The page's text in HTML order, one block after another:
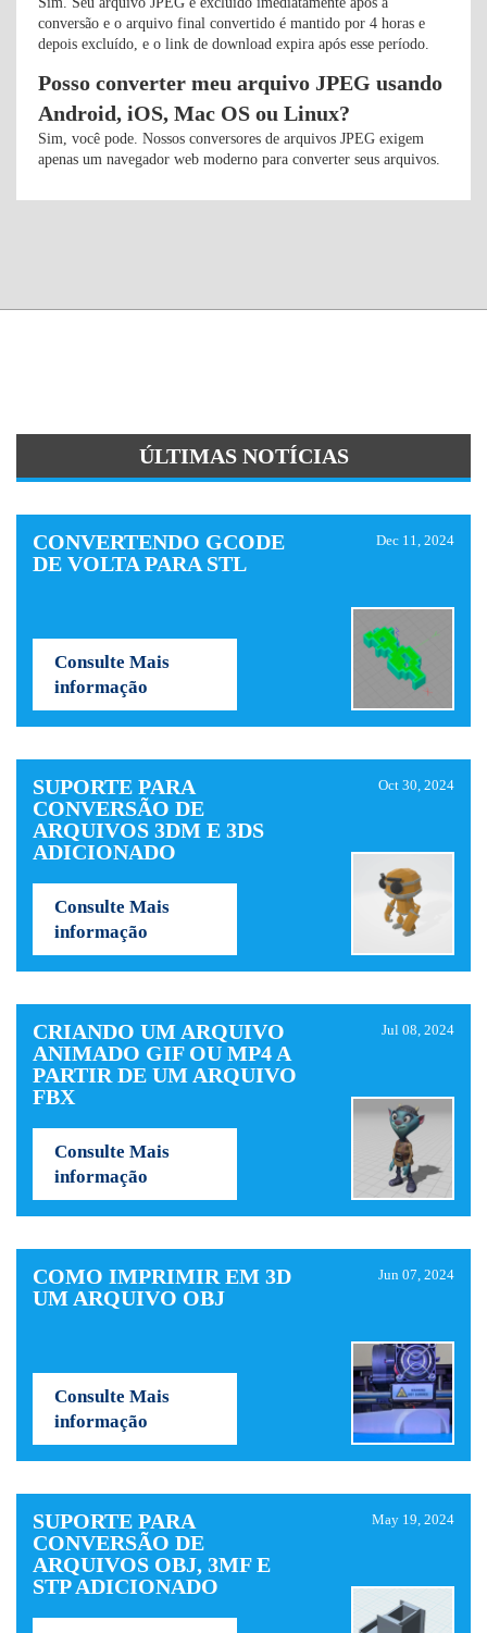
conversão e o arquivo final convertido é mantido por 4 horas e
depois excluído, e o link de download expira após esse período.
Posso converter meu arquivo JPEG usando
Android, iOS, Mac OS ou Linux?
Sim, você pode. Nossos conversores de arquivos JPEG exigem
apenas um navegador web moderno para converter seus arquivos.
ÚLTIMAS NOTÍCIAS
CONVERTENDO GCODE
DE VOLTA PARA STL
Dec 11, 2024
Consulte Mais
informação
SUPORTE PARA
CONVERSÃO DE
ARQUIVOS 3DM E 3DS
ADICIONADO
Oct 30, 2024
Consulte Mais
informação
CRIANDO UM ARQUIVO
ANIMADO GIF OU MP4 A
PARTIR DE UM ARQUIVO
FBX
Jul 08, 2024
Consulte Mais
informação
COMO IMPRIMIR EM 3D
UM ARQUIVO OBJ
Jun 07, 2024
Consulte Mais
informação
SUPORTE PARA
CONVERSÃO DE
ARQUIVOS OBJ, 3MF E
STP ADICIONADO
May 19, 2024